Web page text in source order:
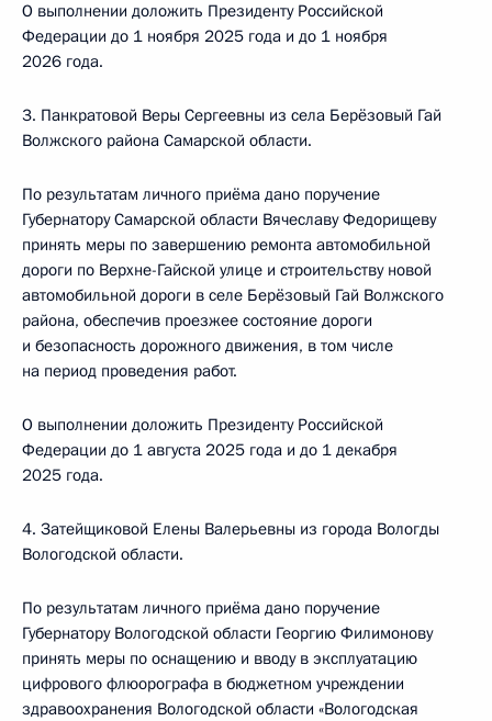
О выполнении доложить Президенту Российской
Федерации до 1 ноября 2025 года и до 1 ноября
2026 года.
3. Панкратовой Веры Сергеевны из села Берёзовый Гай
Волжского района Самарской области.
По результатам личного приёма дано поручение
Губернатору Самарской области Вячеславу Федорищеву
принять меры по завершению ремонта автомобильной
дороги по Верхне-Гайской улице и строительству новой
автомобильной дороги в селе Берёзовый Гай Волжского
района, обеспечив проезжее состояние дороги
и безопасность дорожного движения, в том числе
на период проведения работ.
О выполнении доложить Президенту Российской
Федерации до 1 августа 2025 года и до 1 декабря
2025 года.
4. Затейщиковой Елены Валерьевны из города Вологды
Вологодской области.
По результатам личного приёма дано поручение
Губернатору Вологодской области Георгию Филимонову
принять меры по оснащению и вводу в эксплуатацию
цифрового флюорографа в бюджетном учреждении
здравоохранения Вологодской области «Вологодская